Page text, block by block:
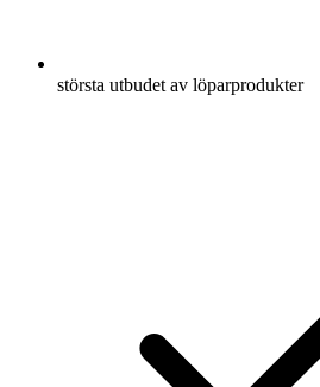
största utbudet av löparprodukter